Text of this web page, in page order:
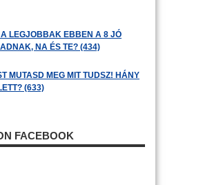
LEGJOBBAK EBBEN A 8 JÓ
NA ÉS TE? (434)
MUTASD MEG MIT TUDSZ! HÁNY
(633)
FACEBOOK